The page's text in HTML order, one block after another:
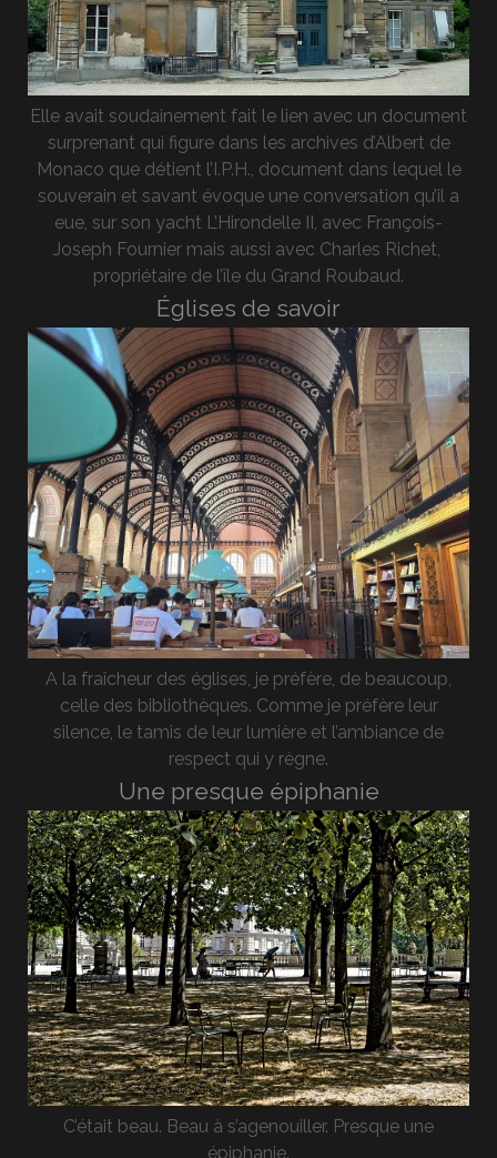
Elle avait soudainement fait le lien avec un document
surprenant qui figure dans les archives d’Albert de
Monaco que détient l’I.P.H., document dans lequel le
souverain et savant évoque une conversation qu’il a
eue, sur son yacht L’Hirondelle II, avec François-
Joseph Fournier mais aussi avec Charles Richet,
propriétaire de l’île du Grand Roubaud.
Églises de savoir
A la fraîcheur des églises, je préfère, de beaucoup,
celle des bibliothèques. Comme je préfère leur
silence, le tamis de leur lumière et l’ambiance de
respect qui y règne.
Une presque épiphanie
C’était beau. Beau à s’agenouiller. Presque une
épiphanie.